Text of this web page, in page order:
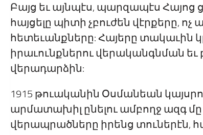
Բայց եւ այնպէս, պարզապէս Հայոց
հայցելը պիտի չբուժեն վէրքերը,
հետեւանքները: Հայերը
իրաւունքներու վերականգնման եւ
վերադարձին:
1915 թուականին Օսմանեան
արմատախիլ ընելու ամբողջ ազգ մը
վերապրածները իրենց տուներէն,